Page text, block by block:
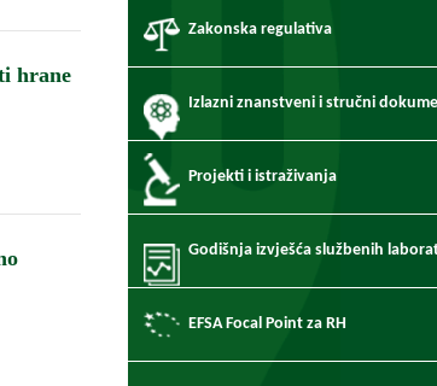
hrane
Zakonska regulativa
Izlazni znanstveni i stručni
Projekti i istraživanja
Godišnja izvješća službenih
EFSA Focal Point za RH